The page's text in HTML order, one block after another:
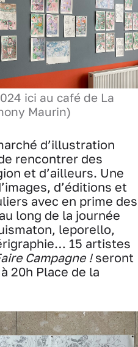
ici au café de La
Maurin)
d’illustration
rencontrer des
et d’ailleurs. Une
d’éditions et
avec en prime des
long de la journée
leporello,
15 artistes
Campagne !seront
20h Place de la